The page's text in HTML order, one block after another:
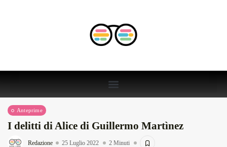
Anteprime
I delitti di Alice di Guillermo Martìnez
Redazione 25 Luglio 2022 2 Minuti